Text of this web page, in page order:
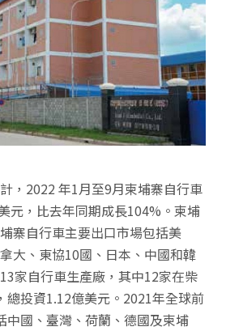
，2022 年1月至9月柬埔寨自行車
元，比去年同期成長104%。柬埔
寨自行車主要出口市場包括美
大、東協10國、日本、中國和韓
家自行車生產廠，其中12家在柴
總投資1.12億美元。2021年全球前
中國、臺灣、荷蘭、德國及柬埔